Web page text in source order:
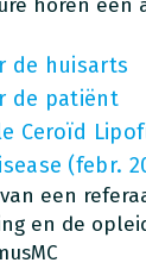
de huisarts
de patiënt
Ceroïd
(febr.
een
en de